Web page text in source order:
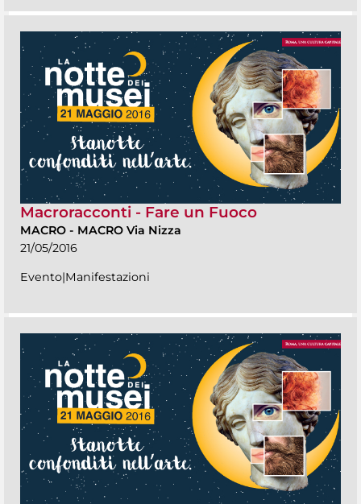
Macroracconti - Fare un Fuoco
MACRO - MACRO Via Nizza
21/05/2016
Evento|Manifestazioni